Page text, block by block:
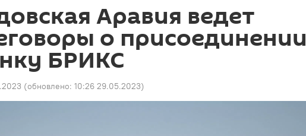
Аравия ведет
о присоединении
БРИКС
(обновлено: 10:26 29.05.2023)